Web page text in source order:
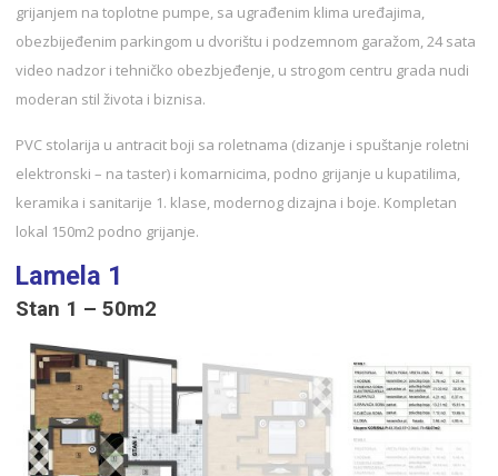
grijanjem na toplotne pumpe, sa ugrađenim klima uređajima,
obezbijeđenim parkingom u dvorištu i podzemnom garažom, 24 sata
video nadzor i tehničko obezbjeđenje, u strogom centru grada nudi
moderan stil života i biznisa.
PVC stolarija u antracit boji sa roletnama (dizanje i spuštanje roletni
elektronski – na taster) i komarnicima, podno grijanje u kupatilima,
keramika i sanitarije 1. klase, modernog dizajna i boje. Kompletan
lokal 150m2 podno grijanje.
Lamela 1
Stan 1 – 50m2